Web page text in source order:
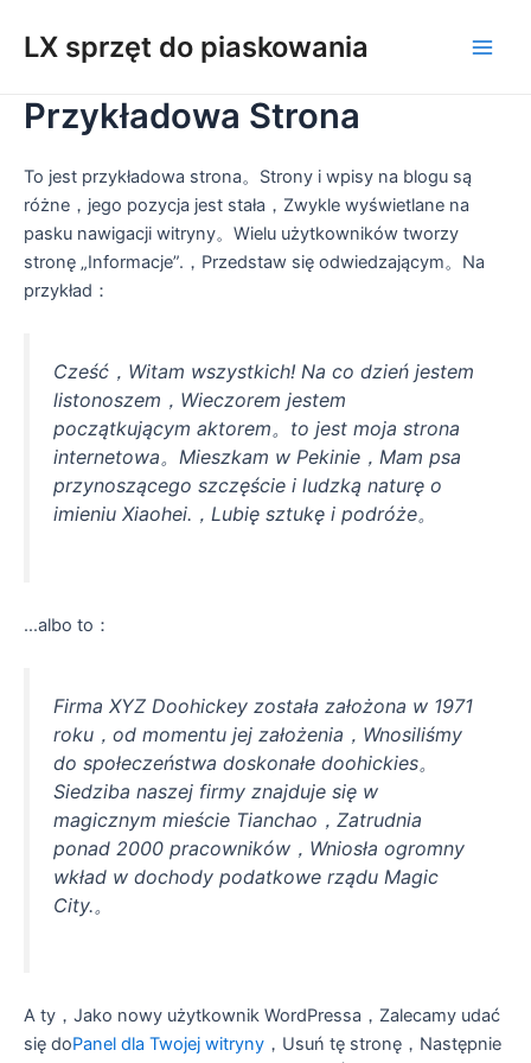
LX sprzęt do piaskowania
Przykładowa Strona
To jest przykładowa strona。Strony i wpisy na blogu są
różne，jego pozycja jest stała，Zwykle wyświetlane na
pasku nawigacji witryny。Wielu użytkowników tworzy
stronę „Informacje”.，Przedstaw się odwiedzającym。Na
przykład：
Cześć，Witam wszystkich! Na co dzień jestem
listonoszem，Wieczorem jestem
początkującym aktorem。to jest moja strona
internetowa。Mieszkam w Pekinie，Mam psa
przynoszącego szczęście i ludzką naturę o
imieniu Xiaohei.，Lubię sztukę i podróże。
...albo to：
Firma XYZ Doohickey została założona w 1971
roku，od momentu jej założenia，Wnosiliśmy
do społeczeństwa doskonałe doohickies。
Siedziba naszej firmy znajduje się w
magicznym mieście Tianchao，Zatrudnia
ponad 2000 pracowników，Wniosła ogromny
wkład w dochody podatkowe rządu Magic
City.。
A ty，Jako nowy użytkownik WordPressa，Zalecamy udać
się doPanel dla Twojej witryny ，Usuń tę stronę，Następnie